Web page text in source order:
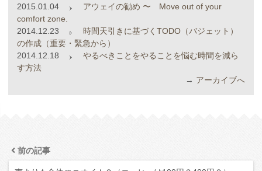
2015.01.04
アウェイの勧め 〜 Move out of your
comfort zone.
2014.12.23
時間天引きに基づくTODO（バジェット）
の作成（重要・緊急から）
2014.12.18
やるべきことをやることを悩む時間を減ら
す方法
→ アーカイブへ
前の記事